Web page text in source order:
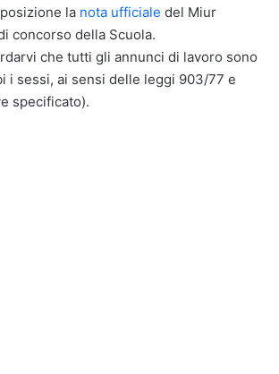
la nota ufficiale del Miur
concorso della Scuola.
che tutti gli annunci di lavoro sono
i sessi, ai sensi delle leggi 903/77 e
specificato).